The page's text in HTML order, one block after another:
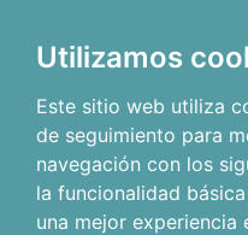
Utilizamos
Este sitio web utiliza
de seguimiento para
navegación con los
la funcionalidad
una mejor experiencia